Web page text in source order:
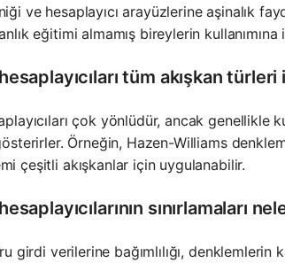
ve hesaplayıcı arayüzlerine aşinalık
eğitimi almamış bireylerin
tüm akışkan
çok yönlüdür, ancak genellikle
Örneğin, Hazen-Williams
çeşitli akışkanlar için uygulanabilir.
sınırlamaları
girdi verilerine bağımlılığı, denklemlerin